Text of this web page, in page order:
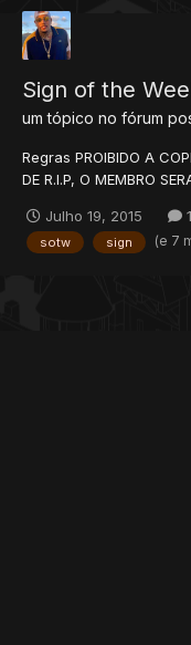
Sign of the
um tópico no fórum
Regras PROIBIDO A
DE R.I.P, O MEMBRO
EVENTO O POST SÓ
MINUTOS DA
Julho 19, 2015
sotw sign (e 7